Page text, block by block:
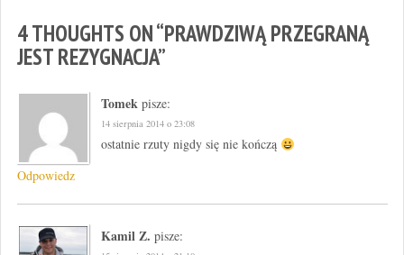
4 THOUGHTS ON “PRAWDZIWĄ PRZEGRANĄ
JEST REZYGNACJA”
Tomek pisze:
14 sierpnia 2014 o 23:08
ostatnie rzuty nigdy się nie kończą
Odpowiedz
Kamil Z. pisze: